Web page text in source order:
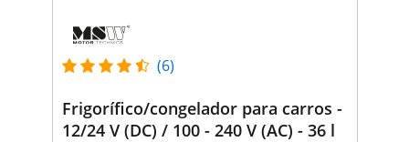
(6)
Frigorífico/congelador para carros -
12/24 V (DC) / 100 - 240 V (AC) - 36 l